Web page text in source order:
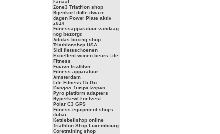
kanaal
Zone3 Triathlon shop
Bijenkorf dolle dwaze
dagen Power Plate aktie
2014
Fitnessapparatuur vandaag
nog bezorgd
Adidas boxing shop
Triathlonshop USA
Sidi fietsschoenen
Excellent wonen beurs Life
Fitness
Fusion triathlon
Fitness apparatuur
Amsterdam
Life Fitness T5 Go
Kangoo Jumps kopen
Pyro platform adapters
Hyperkewl koelvest
Polar C3 GPS
Fitness equipment shops
dubai
Kettlebellshop online
Triathlon Shop Luxembourg
Coretraining shop